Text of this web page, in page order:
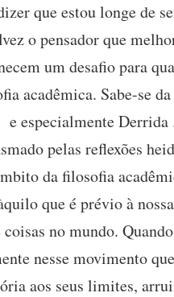
que estou longe de
o pensador que
um desafio para
acadêmica. Sabe-se
especialmente Derrida
pelas reflexões
da filosofia
que é prévio à
coisas no mundo.
nesse movimento
aos seus limites,